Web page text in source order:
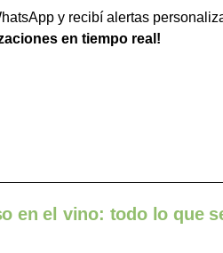
y recibí alertas
en tiempo real!
en el vino: todo lo que